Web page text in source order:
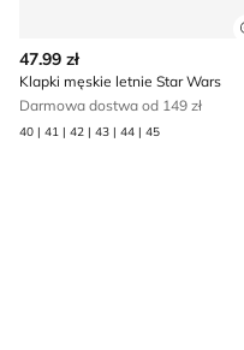
47.99 zł
Klapki męskie letnie Star Wars
Darmowa dostwa od 149 zł
40 | 41 | 42 | 43 | 44 | 45